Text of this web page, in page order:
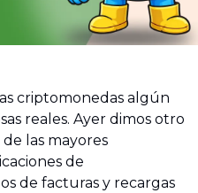
criptomonedas algún
reales. Ayer dimos otro
las mayores
de
de facturas y recargas